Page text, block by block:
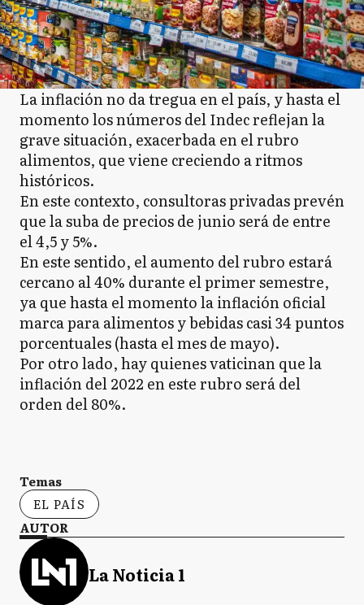
La inflación no da tregua en el país, y hasta el
momento los números del Indec reflejan la
grave situación, exacerbada en el rubro
alimentos, que viene creciendo a ritmos
históricos.
En este contexto, consultoras privadas prevén
que la suba de precios de junio será de entre
el 4,5 y 5%.
En este sentido, el aumento del rubro estará
cercano al 40% durante el primer semestre,
ya que hasta el momento la inflación oficial
marca para alimentos y bebidas casi 34 puntos
porcentuales (hasta el mes de mayo).
Por otro lado, hay quienes vaticinan que la
inflación del 2022 en este rubro será del
orden del 80%.
Temas
EL PAÍS
AUTOR
La Noticia 1